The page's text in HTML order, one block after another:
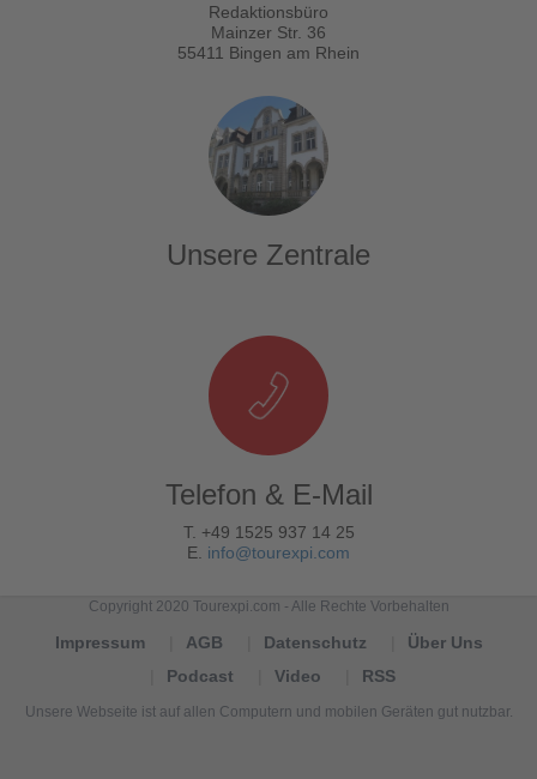
Redaktionsbüro
Mainzer Str. 36
55411 Bingen am Rhein
Unsere Zentrale
Telefon & E-Mail
T. +49 1525 937 14 25
E. info@tourexpi.com
Copyright 2020 Tourexpi.com - Alle Rechte Vorbehalten
Impressum AGB Datenschutz
Über Uns
Podcast
Video RSS
Unsere Webseite ist auf allen Computern und mobilen Geräten gut nutzbar.